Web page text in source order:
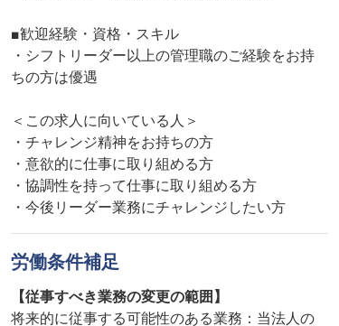
■歓迎経験・資格・スキル
・シフトリーダー以上の管理職のご経験をお持
ちの方は優遇
＜この求人に向いている人＞
・チャレンジ精神をお持ちの方
・意欲的に仕事に取り組める方
・協調性を持って仕事に取り組める方
・今後リーダー業務にチャレンジしたい方
労働条件補足
【従事すべき業務の変更の範囲】
将来的に従事する可能性のある業務：当法人の